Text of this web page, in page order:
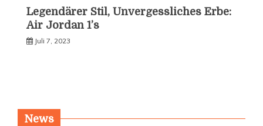
Legendärer Stil, Unvergessliches Erbe:
Air Jordan 1’s
Juli 7, 2023
News